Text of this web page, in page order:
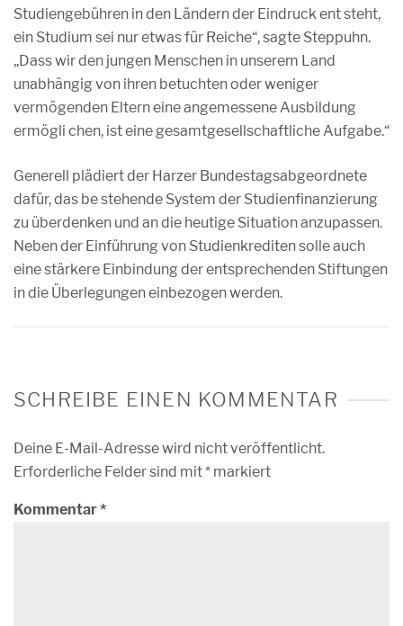
Studiengebühren in den Ländern der Eindruck ent steht,
ein Studium sei nur etwas für Reiche“, sagte Steppuhn.
„Dass wir den jungen Menschen in unserem Land
unabhängig von ihren betuchten oder weniger
vermögenden Eltern eine angemessene Aus­bildung
ermögli chen, ist eine gesamtgesellschaftliche Aufgabe.“
Generell plädiert der Harzer Bundestagsabgeordnete
dafür, das be stehende System der Studienfinanzierung
zu überdenken und an die heutige Situation anzupassen.
Neben der Einführung von Studienkrediten solle auch
eine stärkere Einbindung der entsprechenden Stiftungen
in die Überlegungen einbezogen werden.
SCHREIBE EINEN KOMMENTAR
Deine E-Mail-Adresse wird nicht veröffentlicht.
Erforderliche Felder sind mit* markiert
Kommentar*